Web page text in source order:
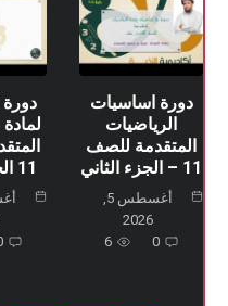
دورة اساسيات
الرياضيات
المتقدمة للصف
11 – الجزء الثاني
أغسطس 5,
2026
0
6
11 الجزء الاول